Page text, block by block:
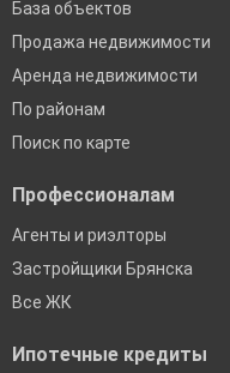
База объектов
Продажа недвижимости
Аренда недвижимости
По районам
Поиск по карте
Профессионалам
Агенты и риэлторы
Застройщики Брянска
Все ЖК
Ипотечные кредиты